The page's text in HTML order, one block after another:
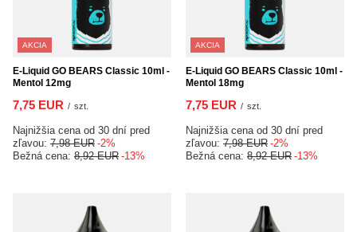
AKCIA
E-Liquid GO BEARS Classic 10ml -
Mentol 12mg
7,75 EUR / szt.
Najnižšia cena od 30 dní pred
zľavou: 7,98 EUR -2%
Bežná cena: 8,92 EUR -13%
AKCIA
E-Liquid GO BEARS Classic 10ml -
Mentol 18mg
7,75 EUR / szt.
Najnižšia cena od 30 dní pred
zľavou: 7,98 EUR -2%
Bežná cena: 8,92 EUR -13%